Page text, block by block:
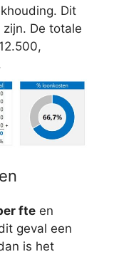
Dit
De totale
fte en
geval een
is het